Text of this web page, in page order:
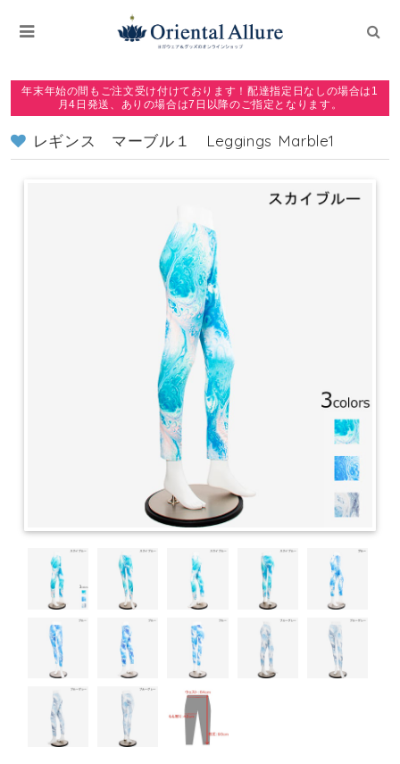
年末年始の間もご注文受け付けております！配達指定日なしの場合は1
月4日発送、ありの場合は7日以降のご指定となります。
レギンス マーブル１ Leggings Marble1